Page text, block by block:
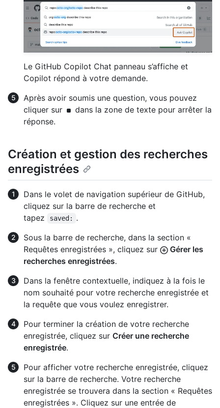
Le GitHub Copilot Chat panneau s’affiche et
Copilot répond à votre demande.
Après avoir soumis une question, vous pouvez
cliquer sur
dans la zone de texte pour arrêter la
réponse.
Création et gestion des recherches
enregistrées
Dans le volet de navigation supérieur de GitHub,
cliquez sur la barre de recherche et
tapez
saved:
.
Sous la barre de recherche, dans la section «
Requêtes enregistrées », cliquez sur
Gérer les
recherches enregistrées.
Dans la fenêtre contextuelle, indiquez à la fois le
nom souhaité pour votre recherche enregistrée et
la requête que vous voulez enregistrer.
Pour terminer la création de votre recherche
enregistrée, cliquez sur Créer une recherche
enregistrée.
Pour afficher votre recherche enregistrée, cliquez
sur la barre de recherche. Votre recherche
enregistrée se trouvera dans la section « Requêtes
enregistrées ». Cliquez sur une entrée de